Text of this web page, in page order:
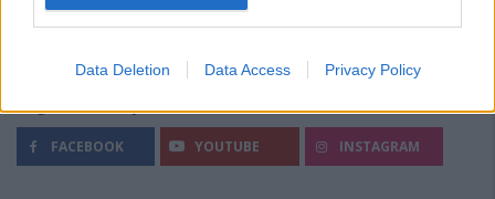
Data Deletion Data Access Privacy Policy
Segui Diario Sportivo:
FACEBOOK YOUTUBE INSTAGRAM